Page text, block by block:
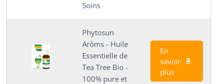
Soins
Phytosun
Arôms - Huile
Essentielle de
Tea Tree Bio -
100% pure et
En
savoir
plus